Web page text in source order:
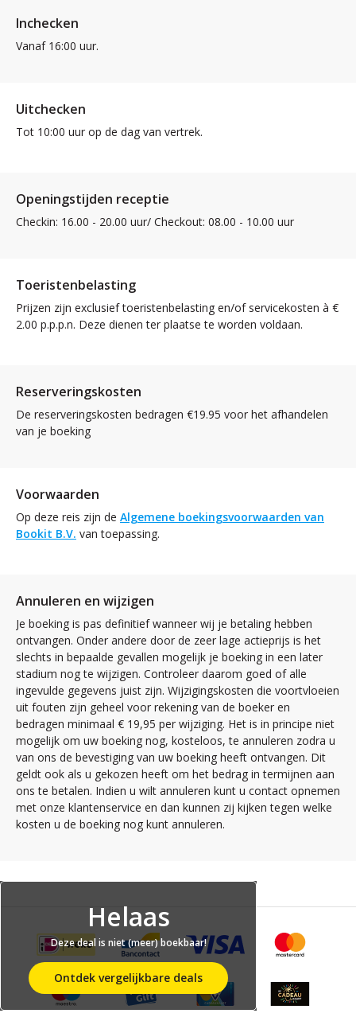
Inchecken
Vanaf 16:00 uur.
Uitchecken
Tot 10:00 uur op de dag van vertrek.
Openingstijden receptie
Checkin: 16.00 - 20.00 uur/ Checkout: 08.00 - 10.00 uur
Toeristenbelasting
Prijzen zijn exclusief toeristenbelasting en/of servicekosten à €
2.00 p.p.p.n. Deze dienen ter plaatse te worden voldaan.
Reserveringskosten
De reserveringskosten bedragen €19.95 voor het afhandelen
van je boeking
Voorwaarden
Op deze reis zijn de Algemene boekingsvoorwaarden van
Bookit B.V. van toepassing.
Annuleren en wijzigen
Je boeking is pas definitief wanneer wij je betaling hebben
ontvangen. Onder andere door de zeer lage actieprijs is het
slechts in bepaalde gevallen mogelijk je boeking in een later
stadium nog te wijzigen. Controleer daarom goed of alle
ingevulde gegevens juist zijn. Wijzigingskosten die voortvloeien
uit fouten zijn geheel voor rekening van de boeker en
bedragen minimaal € 19,95 per wijziging. Het is in principe niet
mogelijk om uw boeking nog, kosteloos, te annuleren zodra u
van ons de bevestiging van uw boeking heeft ontvangen. Dit
geldt ook als u gekozen heeft om het bedrag in termijnen aan
ons te betalen. Indien u wilt annuleren kunt u contact opnemen
met onze klantenservice en dan kunnen zij kijken tegen welke
kosten u de boeking nog kunt annuleren.
Helaas
Deze deal is niet (meer) boekbaar!
Ontdek vergelijkbare deals